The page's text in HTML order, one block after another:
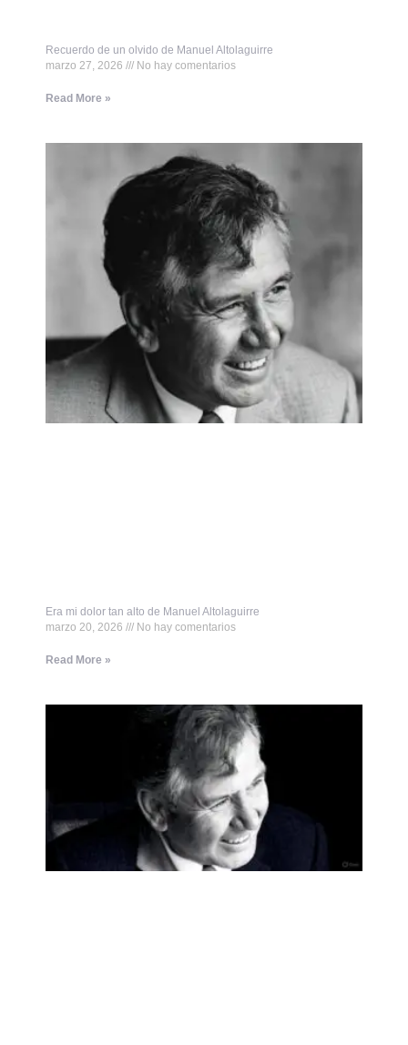
Recuerdo de un olvido de Manuel Altolaguirre
marzo 27, 2026
No hay comentarios
Read More »
Era mi dolor tan alto de Manuel Altolaguirre
marzo 20, 2026
No hay comentarios
Read More »